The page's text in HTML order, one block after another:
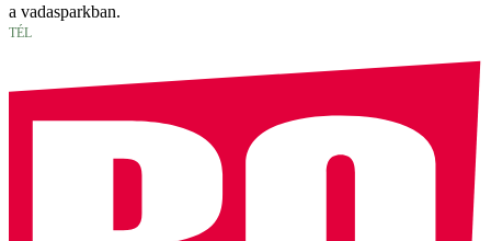
a vadasparkban.
TÉL